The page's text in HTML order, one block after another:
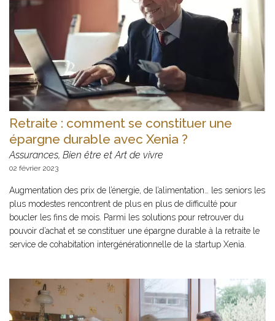
Retraite : comment se constituer une
épargne durable avec Xenia ?
Assurances, Bien être et Art de vivre
02 février 2023
Augmentation des prix de l’énergie, de l’alimentation… les seniors les
plus modestes rencontrent de plus en plus de difficulté pour
boucler les fins de mois. Parmi les solutions pour retrouver du
pouvoir d’achat et se constituer une épargne durable à la retraite le
service de cohabitation intergénérationnelle de la startup Xenia.